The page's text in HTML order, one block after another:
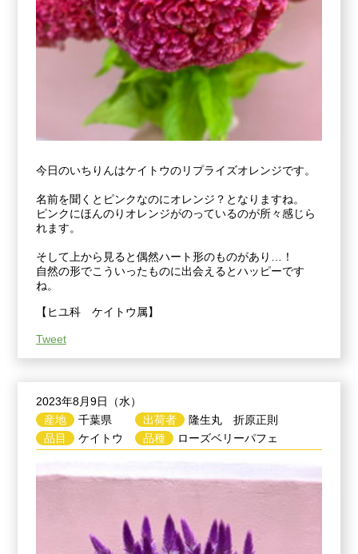
今日のいちりんはケイトウのリプライズオレンジです。
名前を聞くとピンクなのにオレンジ？となりますね。
ピンクにほんのりオレンジがのっているのが所々感じら
れます。
そして上から見ると偶然ハート形のものがあり…！
自然の形でこういったものに出会えるとハッピーです
ね。
【ヒユ科 ケイトウ属】
Tweet
2023年8月9日（水）
産地
千葉県
品目
ケイトウ
出荷者
隆生丸 折原正則
品種
ローズベリーパフェ